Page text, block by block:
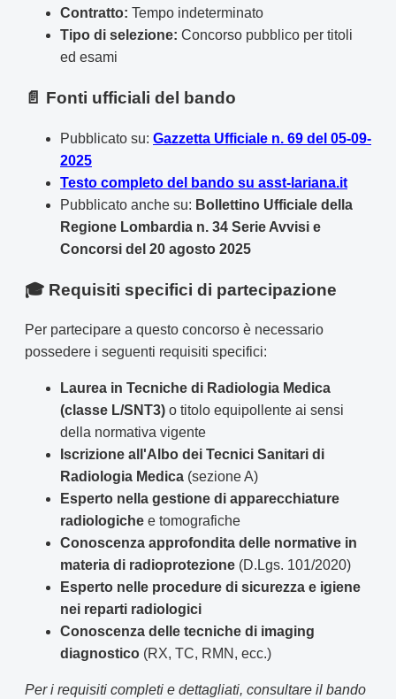
Contratto: Tempo indeterminato
Tipo di selezione: Concorso pubblico per titoli
ed esami
📄 Fonti ufficiali del bando
Pubblicato su: Gazzetta Ufficiale n. 69 del 05-09-
2025
Testo completo del bando su asst-lariana.it
Pubblicato anche su: Bollettino Ufficiale della
Regione Lombardia n. 34 Serie Avvisi e
Concorsi del 20 agosto 2025
🎓 Requisiti specifici di partecipazione
Per partecipare a questo concorso è necessario
possedere i seguenti requisiti specifici:
Laurea in Tecniche di Radiologia Medica
(classe L/SNT3) o titolo equipollente ai sensi
della normativa vigente
Iscrizione all'Albo dei Tecnici Sanitari di
Radiologia Medica (sezione A)
Esperto nella gestione di apparecchiature
radiologiche e tomografiche
Conoscenza approfondita delle normative in
materia di radioprotezione (D.Lgs. 101/2020)
Esperto nelle procedure di sicurezza e igiene
nei reparti radiologici
Conoscenza delle tecniche di imaging
diagnostico (RX, TC, RMN, ecc.)
Per i requisiti completi e dettagliati, consultare il bando